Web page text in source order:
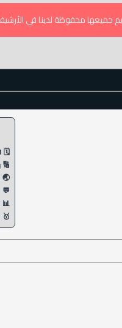
جميعها محفوظة لدينا في
🗓️
🌏